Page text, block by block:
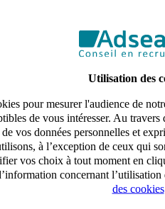
Utilisation des
pour mesurer l'audience de
de vous intéresser. Au
vos données personnelles et
à l’exception de ceux qui
vos choix à tout moment en
concernant
des cookies
de maintenance
de particuliers et de petits
mise en route d’installations